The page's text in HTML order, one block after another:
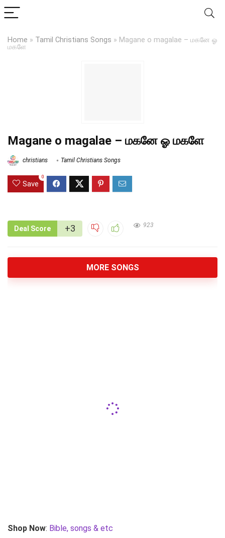
Home » Tamil Christians Songs » Magane o magalae – மகனே ஓ
மகளே
Magane o magalae – மகனே ஓ மகளே
christians Tamil Christians Songs
Save
0
Deal Score +3 923
MORE SONGS
Shop Now: Bible, songs & etc